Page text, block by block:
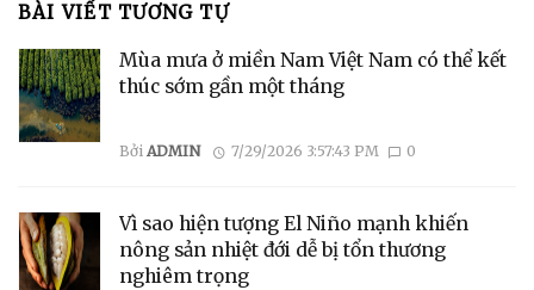
BÀI VIẾT TƯƠNG TỰ
Mùa mưa ở miền Nam Việt Nam có thể kết
thúc sớm gần một tháng
Bởi ADMIN 7/29/2026 3:57:43 PM 0
Vì sao hiện tượng El Niño mạnh khiến
nông sản nhiệt đới dễ bị tổn thương
nghiêm trọng